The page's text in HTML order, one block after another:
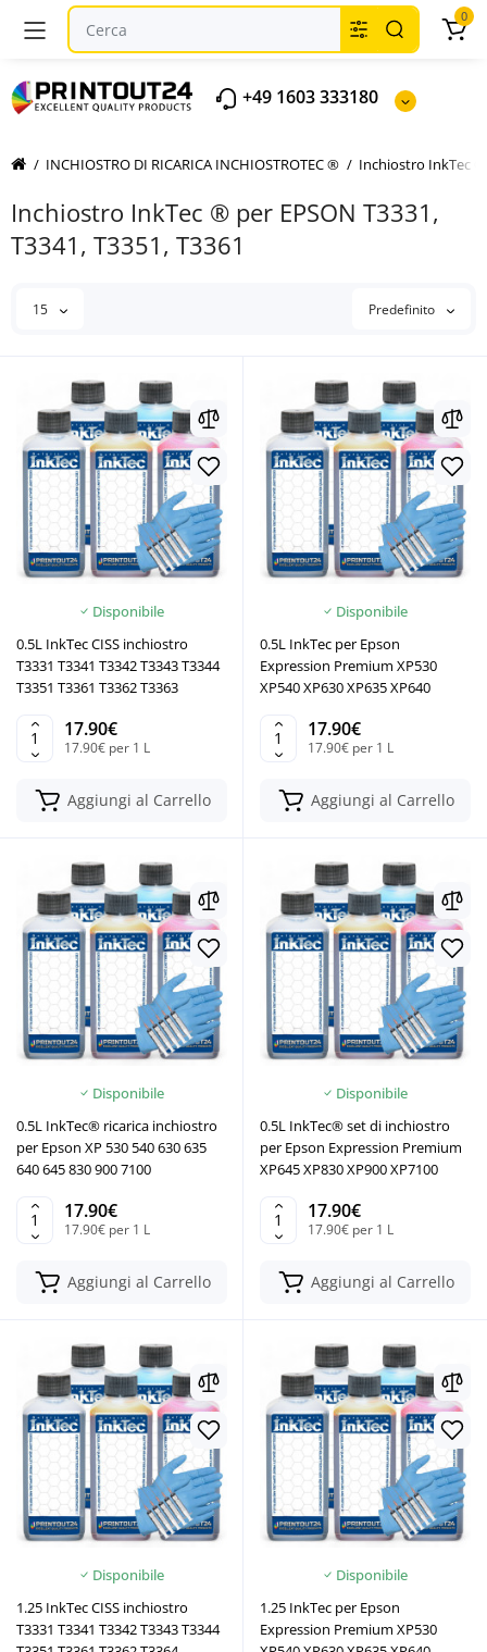
+49 1603 333180
0
INCHIOSTRO DI RICARICA INCHIOSTROTEC ® Inchiostro InkTec ®
Inchiostro InkTec ® per EPSON T3331,
T3341, T3351, T3361
15 Predefinito
Disponibile
0.5L InkTec CISS inchiostro
T3331 T3341 T3342 T3343 T3344
T3351 T3361 T3362 T3363
17.90€
17.90€ per 1 L
Aggiungi al Carrello
Disponibile
0.5L InkTec per Epson
Expression Premium XP530
XP540 XP630 XP635 XP640
17.90€
17.90€ per 1 L
Aggiungi al Carrello
Disponibile
0.5L InkTec® ricarica inchiostro
per Epson XP 530 540 630 635
640 645 830 900 7100
17.90€
17.90€ per 1 L
Aggiungi al Carrello
Disponibile
0.5L InkTec® set di inchiostro
per Epson Expression Premium
XP645 XP830 XP900 XP7100
17.90€
17.90€ per 1 L
Aggiungi al Carrello
Disponibile
1.25 InkTec CISS inchiostro
T3331 T3341 T3342 T3343 T3344
Disponibile
1.25 InkTec per Epson
Expression Premium XP530